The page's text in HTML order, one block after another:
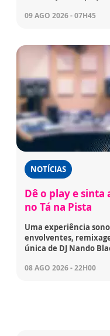
09 AGO 2026 - 07H45
NOTÍCIAS
Dê o play e sinta
no Tá na Pista
Uma experiência
envolventes,
única de DJ Nando
08 AGO 2026 - 22H00